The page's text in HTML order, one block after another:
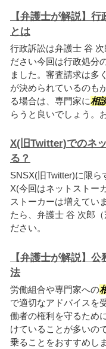
【弁護士が解説】
とは
行政訴訟は弁護士 谷
ださい今回は行政処分
ました。審査請求は多
が決められているのも
る場合は、専門家に相
らうと良いでしょう。
X(旧Twitter)でのネ
る？
SNSX(旧Twitter)に限ら
X(今回はネットストー
ストーカーは増えてい
たら、弁護士 谷 次郎
ださい。
【弁護士が解説】
法
労働組合や専門家への
で適切なアドバイスを
働者の権利を守るため
けていることが多いの
乗ることをおすすめし